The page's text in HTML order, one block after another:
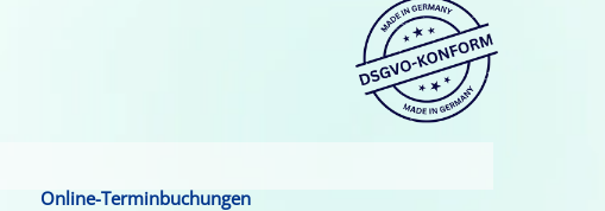
Online-Terminbuchungen